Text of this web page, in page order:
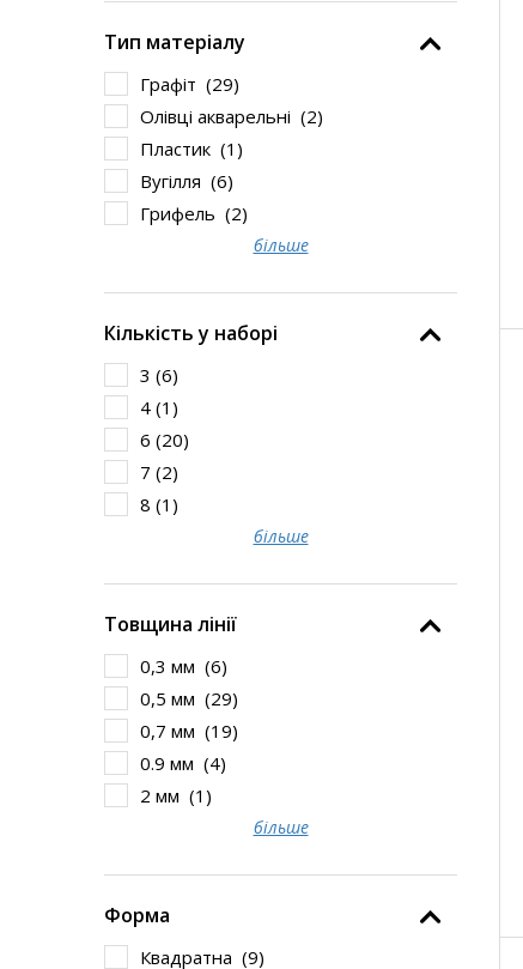
Тип матеріалу
Графіт (29)
Олівці акварельні (2)
Пластик (1 )
Вугілля (6)
Грифель (2)
більше
Кількість у наборі
3 (6)
4 (1 )
6 (20)
7 (2)
8 (1 )
більше
Товщина лінії
0,3 мм (6)
0,5 мм (29)
0,7 мм (19)
0.9 мм (4)
2 мм (1 )
більше
Форма
Квадратна (9)